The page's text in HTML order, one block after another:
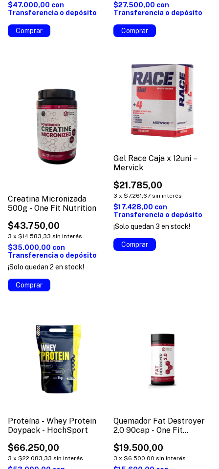
$47.000,00 con
Transferencia o depósito
Comprar
$27.500,00 con
Transferencia o depósito
Creatina Micronizada
500g - One Fit Nutrition
$43.750,00
3 x $14.583,33 sin interés
$35.000,00 con
Transferencia o depósito
¡Solo quedan 2en stock!
Gel Race Caja x 12uni –
Mervick
$21.785,00
3 x $7.261,67 sin interés
$17.428,00 con
Transferencia o depósito
¡Solo quedan 3 en stock!
Comprar
Proteína - Whey Protein
Doypack - HochSport
$66.250,00
3 x $22.083,33 sin interés
Quemador Fat Destroyer
2.0 90cap - One Fit
$19.500,00
3 x $6.500,00 sin interés